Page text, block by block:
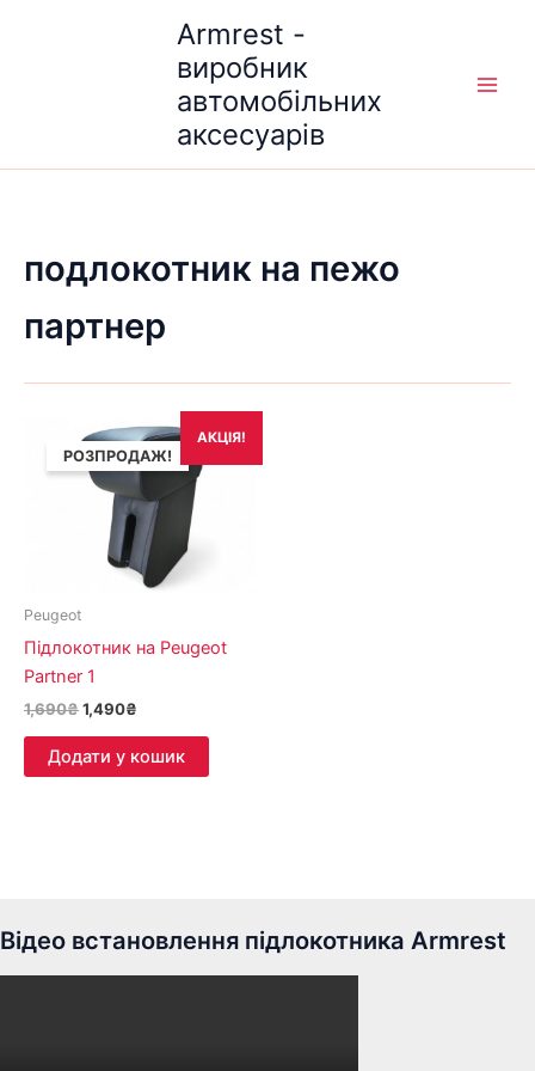
Armrest -
виробник
автомобільних
аксесуарів
подлокотник на пежо
партнер
АКЦІЯ!
РОЗПРОДАЖ!
Peugeot
Підлокотник на Peugeot
Partner 1
1,690₴
Оригінальна
ціна:
1,690₴.
1,490₴
Поточна
ціна:
1,490₴.
Додати у кошик
Відео встановлення підлокотника Armrest